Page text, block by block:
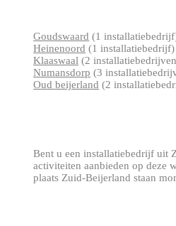
Goudswaard (1
Heinenoord (1 installatiebedrijf)
Klaaswaal (2
Numansdorp (3
Oud beijerland (2
Bent u een installatiebedrijf uit
activiteiten aanbieden op deze
plaats Zuid-Beijerland staan